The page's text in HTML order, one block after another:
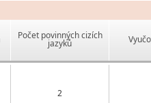
Počet povinných cizích
jazyků
2